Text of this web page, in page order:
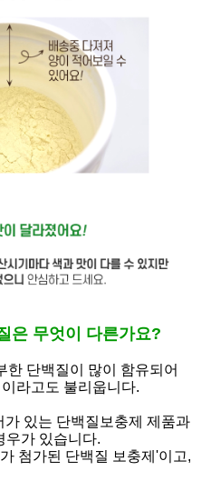
은 무엇이 다른가요?
한 단백질이 많이 함유되어
라고도 불리웁니다.
있는 단백질보충제 제품과
우가 있습니다.
첨가된 단백질 보충제'이고,